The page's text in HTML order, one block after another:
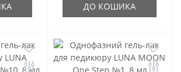
ДО КОШИКА